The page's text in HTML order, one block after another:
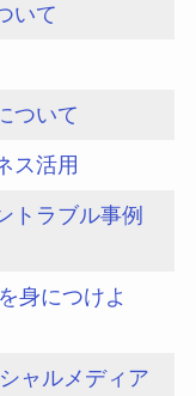
いて
ついて
ス活用
トラブル事例
身につけよ
ャルメディア